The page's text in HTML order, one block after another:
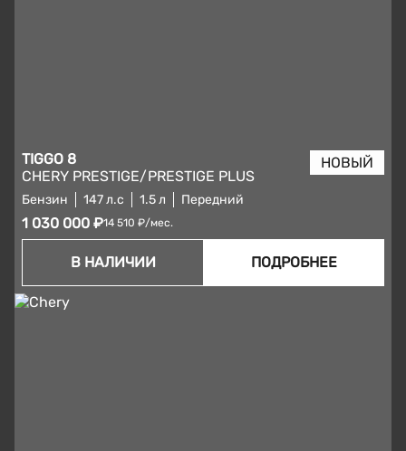
TIGGO 8
CHERY PRESTIGE/PRESTIGE PLUS
Бензин 147 л.с 1.5 л Передний
1 030 000 ₽14 510 ₽/мес.
В НАЛИЧИИ ПОДРОБНЕЕ